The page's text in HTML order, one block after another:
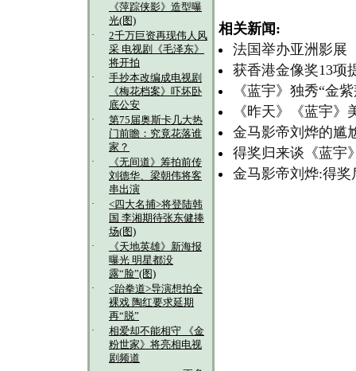
《萍踪侠影》造型曝
光(图)
·
2千万巨资再现伟人风
采 电视剧《毛泽东》
将开拍
·
手抄本改编成电视剧
《梅花档案》吓坏卧
底公安
·
第75届奥斯卡几大热
门前瞻：究竟花落谁
家？
·
《无间道》筹拍前传
刘德华、梁朝伟将客
串出演
·
<四大名捕>将登陆韩
国 李湘期待张东健捧
场(图)
·
《天地英雄》新海报
曝光 明星都没
露“脸”(图)
·
<跆拳道>导演想拍全
裸戏 陶红要求延期
再“脱”
·
相爱却不能相守 《金
粉世家》将亮相电视
剧频道
相关新闻:
法国举办亚洲影展
获香港金像奖13项
《蓝宇》独秀“金
《昨天》《蓝宇
金马影帝刘烨的尴
得奖归来谈《蓝宇
金马影帝刘烨:得